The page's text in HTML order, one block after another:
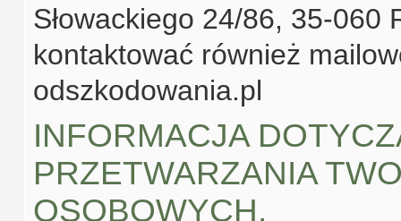
Słowackiego 24/86, 35-060
kontaktować również
odszkodowania.pl
INFORMACJA
PRZETWARZANIA
OSOBOWYCH.